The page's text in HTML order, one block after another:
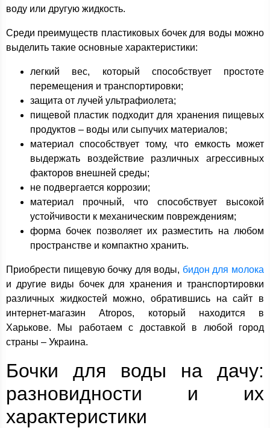
воду или другую жидкость.
Среди преимуществ пластиковых бочек для воды можно
выделить такие основные характеристики:
легкий вес, который способствует простоте
перемещения и транспортировки;
защита от лучей ультрафиолета;
пищевой пластик подходит для хранения пищевых
продуктов – воды или сыпучих материалов;
материал способствует тому, что емкость может
выдержать воздействие различных агрессивных
факторов внешней среды;
не подвергается коррозии;
материал прочный, что способствует высокой
устойчивости к механическим повреждениям;
форма бочек позволяет их разместить на любом
пространстве и компактно хранить.
Приобрести пищевую бочку для воды, бидон для молока
и другие виды бочек для хранения и транспортировки
различных жидкостей можно, обратившись на сайт в
интернет-магазин Atropos, который находится в
Харькове. Мы работаем с доставкой в любой город
страны – Украина.
Бочки для воды на дачу:
разновидности и их
характеристики